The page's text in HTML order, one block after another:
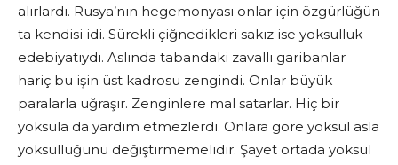
alırlardı. Rusya’nın hegemonyası onlar için özgürlüğün
ta kendisi idi. Sürekli çiğnedikleri sakız ise yoksulluk
edebiyatıydı. Aslında tabandaki zavallı garibanlar
hariç bu işin üst kadrosu zengindi. Onlar büyük
paralarla uğraşır. Zenginlere mal satarlar. Hiç bir
yoksula da yardım etmezlerdi. Onlara göre yoksul asla
yoksulluğunu değiştirmemelidir. Şayet ortada yoksul